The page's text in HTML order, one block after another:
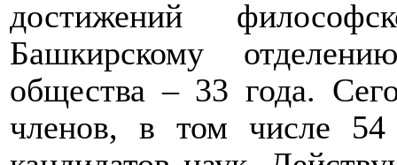
достижений
Башкирскому
общества – 33 года.
членов, в том числе